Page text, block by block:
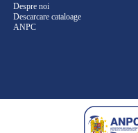
Despre noi
Descarcare cataloage
ANPC